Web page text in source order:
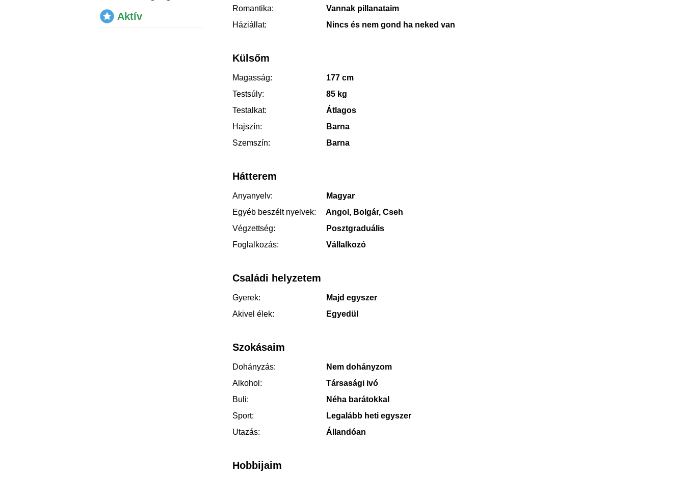
Romantika:
Vannak pillanataim
Háziállat:
Nincs és nem gond ha neked van
Külsőm
Magasság:
177 cm
Testsúly:
85 kg
Testalkat:
Átlagos
Hajszín:
Barna
Szemszín:
Barna
Hátterem
Anyanyelv:
Magyar
Egyéb beszélt nyelvek:
Angol, Bolgár, Cseh
Végzettség:
Posztgraduális
Foglalkozás:
Vállalkozó
Családi helyzetem
Gyerek:
Majd egyszer
Akivel élek:
Egyedül
Szokásaim
Dohányzás:
Nem dohányzom
Alkohol:
Társasági ivó
Buli:
Néha barátokkal
Sport:
Legalább heti egyszer
Utazás:
Állandóan
Hobbijaim
Aktív